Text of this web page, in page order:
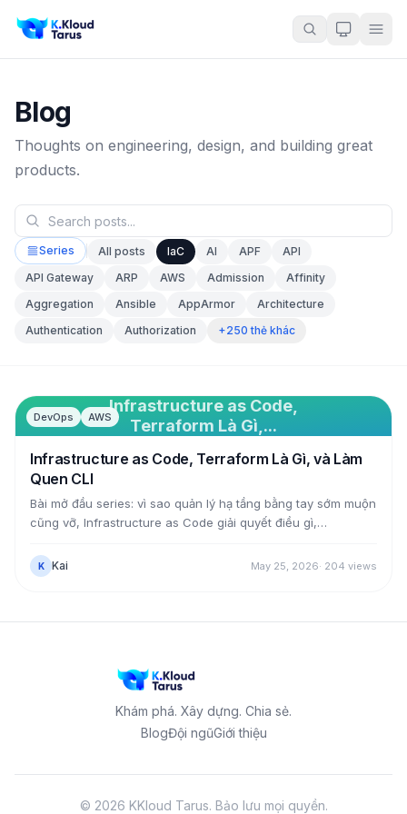
Blog
Thoughts on engineering, design, and building great
products.
Series All posts IaC AI APF
API
API Gateway
ARP AWS Admission
Affinity
Aggregation
Ansible AppArmor
Architecture
Authentication
Authorization +250 thẻ khác
Infrastructure as Code,
Terraform Là Gì,...
DevOps AWS
Infrastructure as Code, Terraform Là Gì, và Làm
Quen CLI
Bài mở đầu series: vì sao quản lý hạ tầng bằng tay sớm muộn
cũng vỡ, Infrastructure as Code giải quyết điều gì,
và provider, cài Terraform 1.15, và đi một vòng các lệnh CLI
chính.
K Kai May 25, 2026· 204 views
Khám phá. Xây dựng. Chia sẻ.
BlogĐội ngũGiới thiệu
© 2026 KKloud Tarus. Bảo lưu mọi quyền.